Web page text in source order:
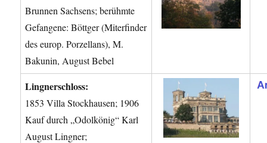
Brunnen Sachsens; berühmte
Gefangene: Böttger (Miterfinder
des europ. Porzellans), M.
Bakunin, August Bebel
Lingnerschloss:
1853 Villa Stockhausen; 1906
Kauf durch „Odolkönig“ Karl
August Lingner;